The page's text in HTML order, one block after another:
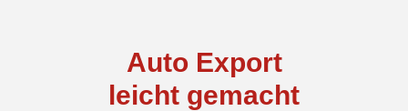
Auto Export
leicht gemacht